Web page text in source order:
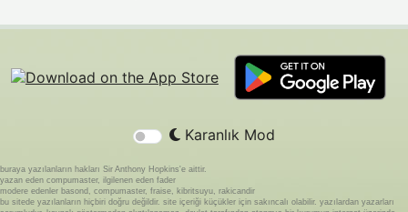
Karanlık Mod
buraya yazılanların hakları Sir Anthony Hopkins'e aittir.
yazan eden compumaster, ilgilenen eden fader
modere edenler basond, compumaster, fraise, kibritsuyu, rakicandir
bu sitede yazılanların hiçbiri doğru değildir. site içeriği küçükler için sakıncalı olabilir. yazılardan yazarları